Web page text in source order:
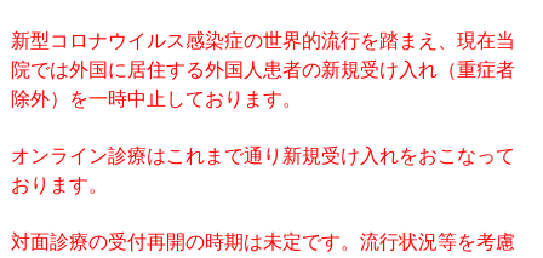
新型コロナウイルス感染症の世界的流行を踏まえ、現在当
院では外国に居住する外国人患者の新規受け入れ（重症者
除外）を一時中止しております。
オンライン診療はこれまで通り新規受け入れをおこなって
おります。
対面診療の受付再開の時期は未定です。流行状況等を考慮